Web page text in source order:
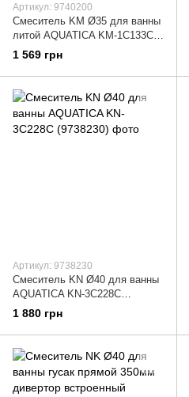
Артикул: 9740200
Смеситель KM Ø35 для ванны
литой AQUATICA KM-1C133C
(9740200)
1 569 грн
Артикул: 9738230
Смеситель KN Ø40 для ванны
AQUATICA KN-3C228C
(9738230)
1 880 грн